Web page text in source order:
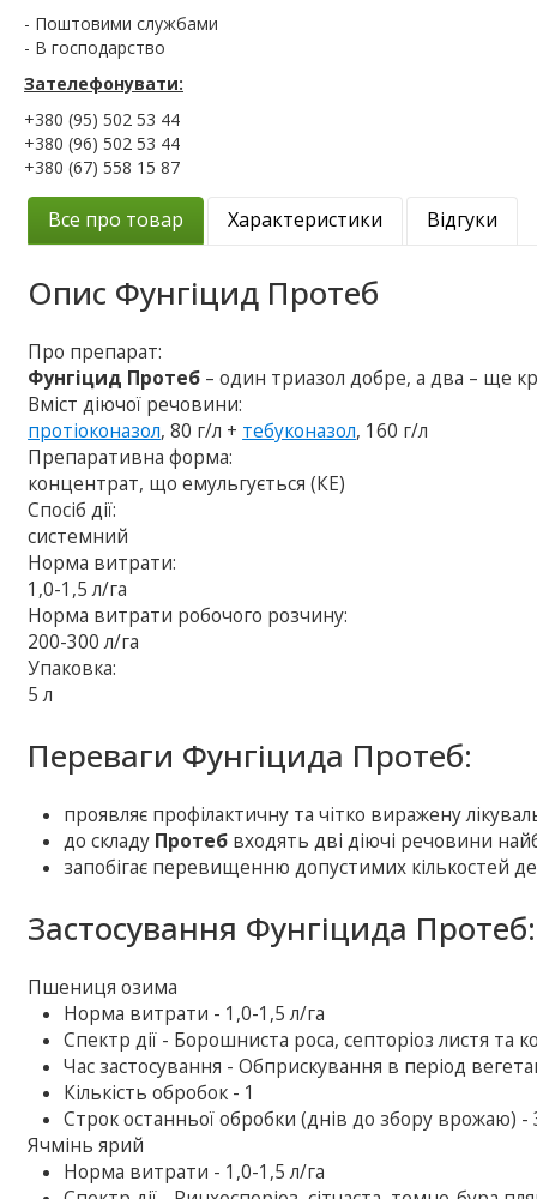
- Поштовими службами
- В господарство
Зателефонувати:
+380 (95) 502 53 44
+380 (96) 502 53 44
+380 (67) 558 15 87
Все про товар Характеристики Відгуки
Опис Фунгіцид Протеб
Про препарат:
Фунгіцид Протеб – один триазол добре, а два – ще
Вміст діючої речовини:
протіоконазол, 80 г/л + тебуконазол, 160 г/л
Препаративна форма:
концентрат, що емульгується (КЕ)
Спосіб дії:
системний
Норма витрати:
1,0-1,5 л/га
Норма витрати робочого розчину:
200-300 л/га
Упаковка:
5 л
Переваги Фунгіцида Протеб:
проявляє профілактичну та чітко виражену
до складу Протеб входять дві діючі речовини
запобігає перевищенню допустимих кількостей
Застосування Фунгіцида Протеб:
Пшениця озима
Норма витрати - 1,0-1,5 л/га
Спектр дії - Борошниста роса, септоріоз листя та
Час застосування - Обприскування в період
Кількість обробок - 1
Строк останньої обробки (днів до збору врожаю) -
Ячмінь ярий
Норма витрати - 1,0-1,5 л/га